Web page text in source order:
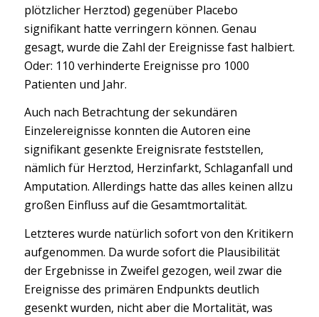
plötzlicher Herztod) gegenüber Placebo
signifikant hatte verringern können. Genau
gesagt, wurde die Zahl der Ereignisse fast halbiert.
Oder: 110 verhinderte Ereignisse pro 1000
Patienten und Jahr.
Auch nach Betrachtung der sekundären
Einzelereignisse konnten die Autoren eine
signifikant gesenkte Ereignisrate feststellen,
nämlich für Herztod, Herzinfarkt, Schlaganfall und
Amputation. Allerdings hatte das alles keinen allzu
großen Einfluss auf die Gesamtmortalität.
Letzteres wurde natürlich sofort von den Kritikern
aufgenommen. Da wurde sofort die Plausibilität
der Ergebnisse in Zweifel gezogen, weil zwar die
Ereignisse des primären Endpunkts deutlich
gesenkt wurden, nicht aber die Mortalität, was